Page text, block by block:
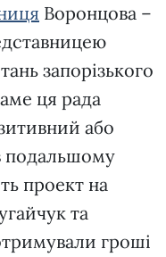
Воронцова –
запорізького
ця рада
або
подальшому
проект на
та
гроші